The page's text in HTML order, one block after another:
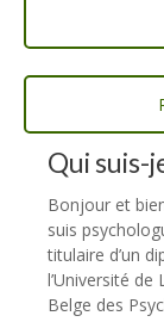
Qui suis-
Bonjour et
suis
titulaire d’un
l’Université de
Belge des